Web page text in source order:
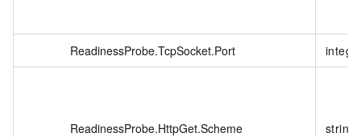
ReadinessProbe.TcpSocket.Port
ReadinessProbe.HttpGet.Scheme string